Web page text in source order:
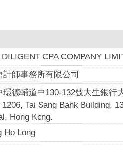
CPA COMPANY
計師事務所有限公司
環德輔道中130-132號大生銀行
1206, Tai Sang Bank Building,
Hong Kong.
Ho Long